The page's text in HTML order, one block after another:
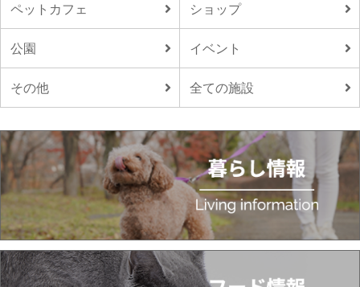
ペットカフェ ショップ
公園 イベント
その他 全ての施設